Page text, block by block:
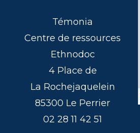
Témonia
Centre de ressources
Ethnodoc
4 Place de
La Rochejaquelein
85300 Le Perrier
02 28 11 42 51